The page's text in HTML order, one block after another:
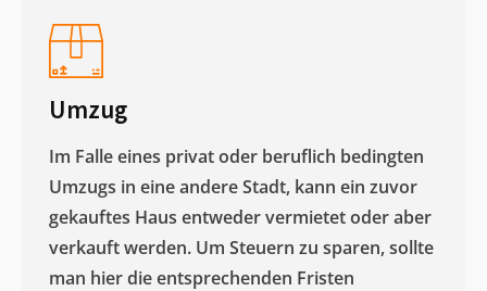
Umzug
Im Falle eines privat oder beruflich bedingten
Umzugs in eine andere Stadt, kann ein zuvor
gekauftes Haus entweder vermietet oder aber
verkauft werden. Um Steuern zu sparen, sollte
man hier die entsprechenden Fristen